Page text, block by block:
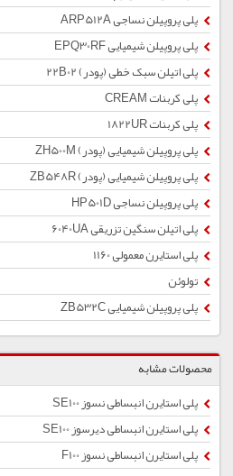
پلی پروپیلن نساجی ARP512A
پلی پروپیلن شیمیایی EPQ30RF
پلی اتیلن سبک خطی (پودر) 22B02
پلی کربنات CREAM
پلی کربنات 1822UR
پلی پروپیلن شیمیایی (پودر) ZH500M
پلی پروپیلن شیمیایی (پودر) ZB548R
پلی پروپیلن نساجی HP501D
پلی اتیلن سنگین تزریقی 6040UA
پلی استایرن معمولی 1160
تولوئن
پلی پروپیلن شیمیایی ZB532C
محصولات مشابه
پلی استایرن انبساطی نسوز SE100
پلی استایرن انبساطی دیرسوز SE100
پلی استایرن انبساطی نسوز F100